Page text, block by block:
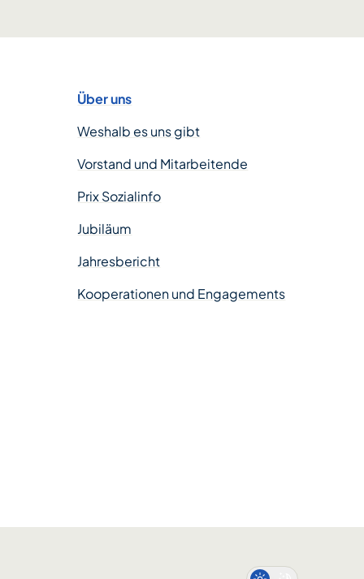
Über uns
Weshalb es uns gibt
Vorstand und Mitarbeitende
Prix Sozialinfo
Jubiläum
Jahresbericht
Kooperationen und Engagements